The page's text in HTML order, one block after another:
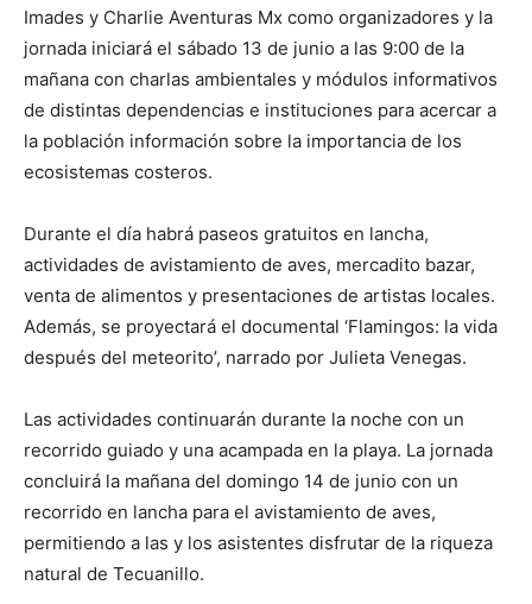
Imades y Charlie Aventuras Mx como organizadores y la
jornada iniciará el sábado 13 de junio a las 9:00 de la
mañana con charlas ambientales y módulos informativos
de distintas dependencias e instituciones para acercar a
la población información sobre la importancia de los
ecosistemas costeros.
Durante el día habrá paseos gratuitos en lancha,
actividades de avistamiento de aves, mercadito bazar,
venta de alimentos y presentaciones de artistas locales.
Además, se proyectará el documental ‘Flamingos: la vida
después del meteorito’, narrado por Julieta Venegas.
Las actividades continuarán durante la noche con un
recorrido guiado y una acampada en la playa. La jornada
concluirá la mañana del domingo 14 de junio con un
recorrido en lancha para el avistamiento de aves,
permitiendo a las y los asistentes disfrutar de la riqueza
natural de Tecuanillo.